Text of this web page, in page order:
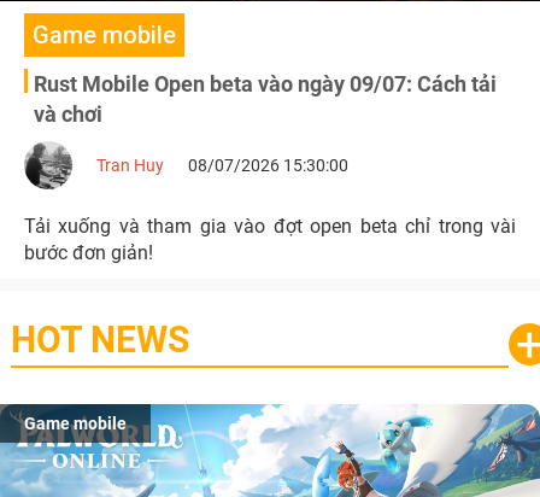
Game mobile
Rust Mobile Open beta vào ngày 09/07: Cách tải
và chơi
Tran Huy 08/07/2026 15:30:00
Tải xuống và tham gia vào đợt open beta chỉ trong vài
bước đơn giản!
HOT NEWS
Game mobile